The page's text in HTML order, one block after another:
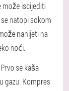
može iscijediti
natopi sokom
nanijeti na
noći.
se kaša
gazu. Kompres